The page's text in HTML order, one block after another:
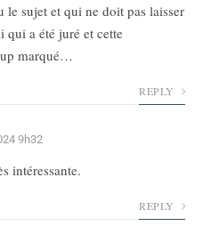
le sujet et qui ne doit pas laisser
qui a été juré et cette
marqué…
REPLY
9h32
intéressante.
REPLY